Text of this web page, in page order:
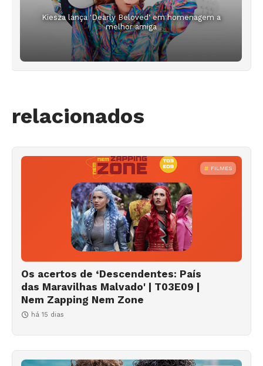
Kiesza lança 'Dearly Beloved' em homenagem a
melhor amiga
relacionados
FILMES
Os acertos de ‘Descendentes: País
das Maravilhas Malvado' | T03E09 |
Nem Zapping Nem Zone
há 15 dias